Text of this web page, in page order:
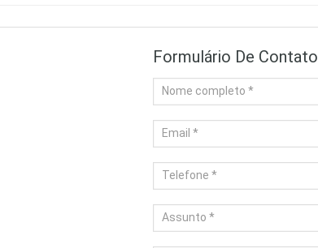
Formulário De Contato